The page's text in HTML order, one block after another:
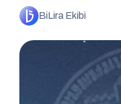
BiLira Ekibi